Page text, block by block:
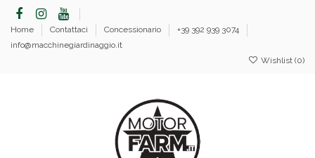
Home Contattaci Concessionario
+39 392 939 3074
info@macchinegiardinaggio.it
Wishlist (0)